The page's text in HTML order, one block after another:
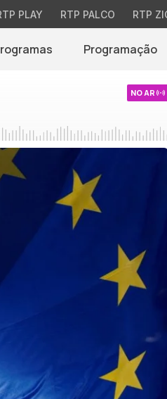
PLAY RTP PALCO RTP
Programação
NO AR